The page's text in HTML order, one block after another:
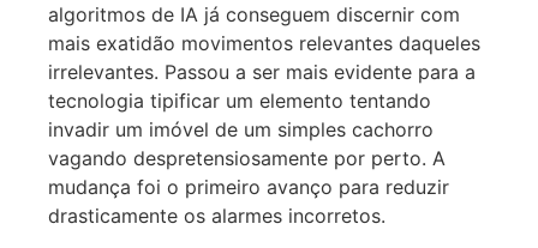
algoritmos de IA já conseguem discernir com
mais exatidão movimentos relevantes daqueles
irrelevantes. Passou a ser mais evidente para a
tecnologia tipificar um elemento tentando
invadir um imóvel de um simples cachorro
vagando despretensiosamente por perto. A
mudança foi o primeiro avanço para reduzir
drasticamente os alarmes incorretos.